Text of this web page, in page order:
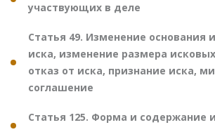
участвующих в деле
Статья 49. Изменение основания
иска, изменение размера
отказ от иска, признание иска,
соглашение
Статья 125. Форма и содержание